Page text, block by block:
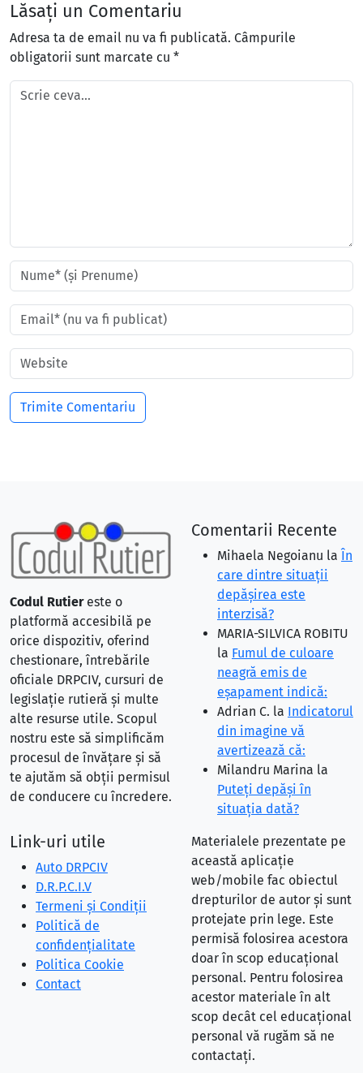
Lăsați un Comentariu
Adresa ta de email nu va fi publicată. Câmpurile
obligatorii sunt marcate cu *
Codul Rutiereste o
platformă accesibilă pe
orice dispozitiv, oferind
chestionare, întrebările
oficiale DRPCIV, cursuri de
legislație rutieră și multe
alte resurse utile. Scopul
nostru este să simplificăm
procesul de învățare și să
te ajutăm să obții permisul
de conducere cu încredere.
Comentarii Recente
Mihaela Negoianu la În
care dintre situaţii
depăşirea este
interzisă?
MARIA-SILVICA ROBITU
la Fumul de culoare
neagră emis de
eşapament indică:
Adrian C. la Indicatorul
din imagine vă
avertizează că:
Milandru Marina la
Puteţi depăşi în
situaţia dată?
Link-uri utile
Auto DRPCIV
D.R.P.C.I.V
Termeni și Condiții
Politică de
confidențialitate
Politica Cookie
Contact
Materialele prezentate pe
această aplicație
web/mobile fac obiectul
drepturilor de autor și sunt
protejate prin lege. Este
permisă folosirea acestora
doar în scop educațional
personal. Pentru folosirea
acestor materiale în alt
scop decât cel educațional
personal vă rugăm să ne
contactați.